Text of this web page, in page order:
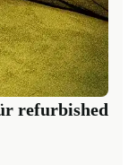
refurbished